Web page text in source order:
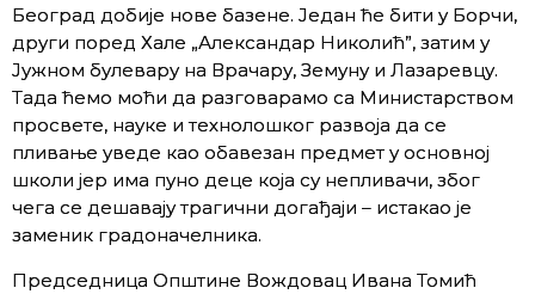
Београд добије нове базене. Један ће бити у Борчи,
други поред Хале „Александар Николић”, затим у
Јужном булевару на Врачару, Земуну и Лазаревцу.
Тада ћемо моћи да разговарамо са Министарством
просвете, науке и технолошког развоја да се
пливање уведе као обавезан предмет у основној
школи јер има пуно деце која су непливачи, због
чега се дешавају трагични догађаји – истакао је
заменик градоначелника.
Председница Oпштине Вождовац Ивана Томић